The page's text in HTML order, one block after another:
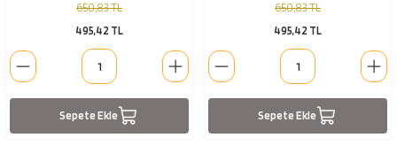
650,83 TL
495,42 TL
Sepete Ekle
650,83 TL
495,42 TL
Sepete Ekle